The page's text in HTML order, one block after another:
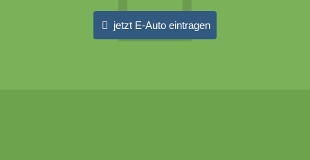
jetzt E-Auto eintragen